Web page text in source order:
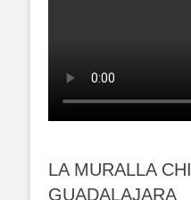
LA MURALLA
GUADALAJARA